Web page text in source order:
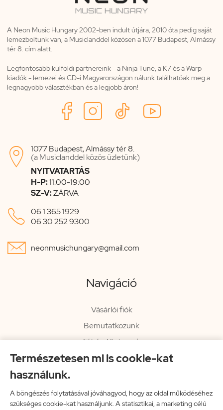
Természetesen mi is cookie-kat
használunk.
A böngészés folytatásával jóváhagyod, hogy az oldal működéséhez
szükséges cookie-kat használjunk. A statisztikai, a marketing célú
A Neon Music Hungary 2002-ben indult útjára, 2010 óta pedig saját
lemezboltunk van, a Musiclanddel közösen a 1077 Budapest, Almássy
tér 8. cím alatt.
Legfontosabb külföldi partnereink - a Ninja Tune, a K7 és a Warp
kiadók - lemezei és CD-i Magyarországon nálunk találhatóak meg a
legnagyobb választékban és a legjobb áron!

1077 Budapest, Almássy tér 8.
(a Musiclanddel közös üzletünk)
NYITVATARTÁS
H-P:11:00-19:00
SZ-V:ZÁRVA
 06 1 365 1929
06 30 252 9300
 neonmusichungary@gmail.com
Navigáció
Vásárlói fiók
Bemutatkozunk
Elérhetőségeink
Hírlevél
Impresszum
Vissza a főoldalra